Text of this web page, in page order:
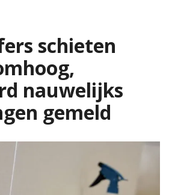
schieten
nauwelijks
gemeld